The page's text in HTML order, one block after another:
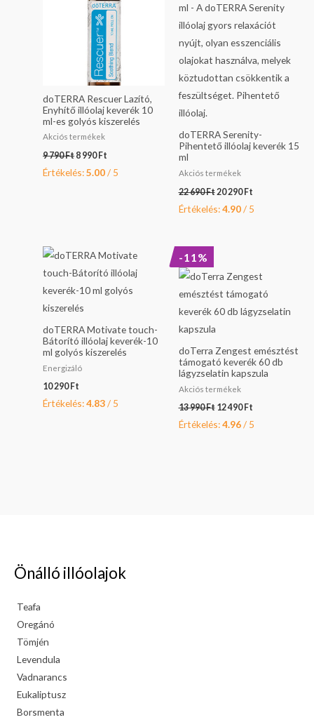
doTERRA Rescuer Lazító,
Enyhítő illóolaj keverék 10
ml-es golyós kiszerelés
Akciós termékek
9 790Ft 8 990 Ft
Értékelés:5.00/ 5
doTERRA Serenity-
Pihentető illóolaj keverék 15
ml
Akciós termékek
22 690Ft 20 290 Ft
Értékelés:4.90/ 5
doTERRA Motivate touch-
Bátorító illóolaj keverék-10
ml golyós kiszerelés
Energizáló
10 290 Ft
Értékelés:4.83/ 5
-11%
doTerra Zengest emésztést
támogató keverék 60 db
lágyzselatin kapszula
Akciós termékek
13 990Ft
was:
990 Ft.
12 490 Ft
is:
490 Ft.
Értékelés:4.96/ 5
Önálló illóolajok
Teafa
Oregánó
Tömjén
Levendula
Vadnarancs
Eukaliptusz
Borsmenta